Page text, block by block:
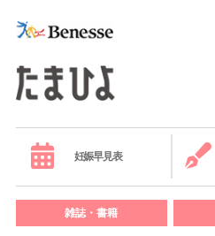
妊娠早見表
雑誌・書籍